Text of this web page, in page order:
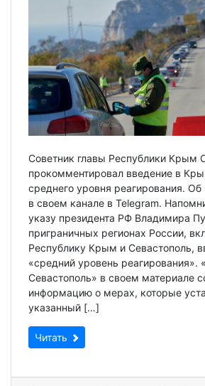
Советник главы Республики Крым
прокомментировал введение в
среднего уровня реагирования.
в своем канале в Telegram.
указу президента РФ Владимира
приграничных регионах России,
Республику Крым и Севастополь,
«средний уровень реагирования».
Севастополь» в своем материале
информацию о мерах, которые
указанный […]
Читать